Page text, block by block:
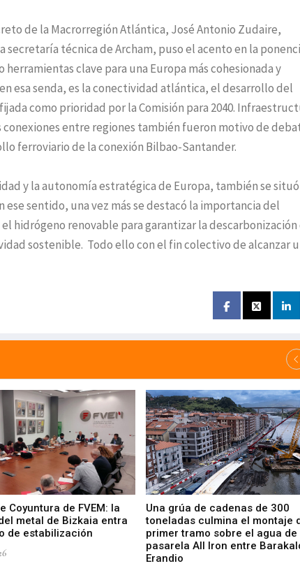
de la Macrorregión Atlántica, José Antonio Zudaire,
técnica de Archam, puso el acento en la
clave para una Europa más cohesionada y
esa senda, es la conectividad atlántica, el desarrollo del
como prioridad por la Comisión para 2040.
entre regiones también fueron motivo de
ferroviario de la conexión Bilbao-Santander.
y la autonomía estratégica de Europa, también se
sentido, una vez más se destacó la importancia del
hidrógeno renovable para garantizar la descarbonización
sostenible. Todo ello con el fin colectivo de alcanzar
Coyuntura de FVEM: la
metal de Bizkaia entra
de estabilización
Una grúa de cadenas de 300
toneladas culmina el montaje
primer tramo sobre el agua de
pasarela All Iron entre
Erandio